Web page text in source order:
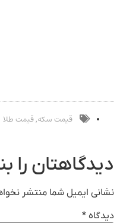
قیمت سکه,قیمت طلا
دیدگاهتان را
نشانی ایمیل شما منتشر
دیدگاه *